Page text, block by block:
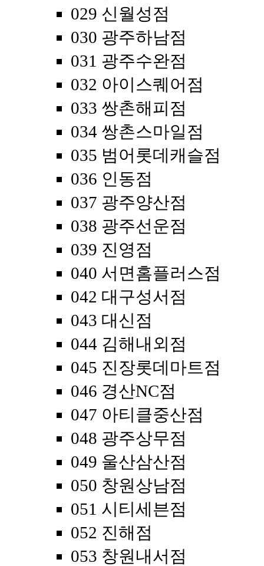
029 신월성점
030 광주하남점
031 광주수완점
032 아이스퀘어점
033 쌍촌해피점
034 쌍촌스마일점
035 범어롯데캐슬점
036 인동점
037 광주양산점
038 광주선운점
039 진영점
040 서면홈플러스점
042 대구성서점
043 대신점
044 김해내외점
045 진장롯데마트점
046 경산NC점
047 아티클중산점
048 광주상무점
049 울산삼산점
050 창원상남점
051 시티세븐점
052 진해점
053 창원내서점